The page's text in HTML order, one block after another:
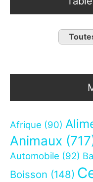
Afrique (90)
Animaux
Automobile (92)
Boisson (148)